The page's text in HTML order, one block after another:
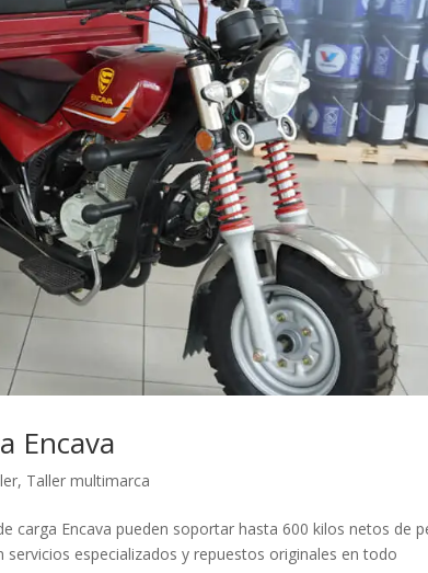
Encava
, Taller multimarca
carga Encava pueden soportar hasta 600 kilos netos de
especializados y repuestos originales en todo